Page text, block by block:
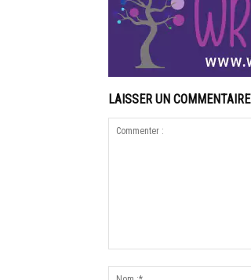
LAISSER UN COMMENTAIRE